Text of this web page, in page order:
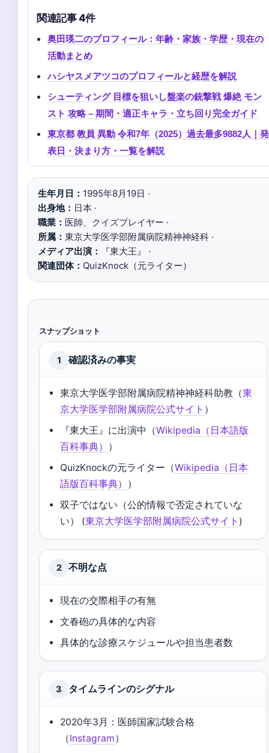
関連記事 4件
奥田瑛二のプロフィール：年齢・家族・学歴・現在の
活動まとめ
ハシヤスメアツコのプロフィールと経歴を解説
シューティング 目標を狙いし盤楽の銃撃戦 爆絶 モン
スト 攻略 – 期間・適正キャラ・立ち回り完全ガイド
東京都 教員 異動 令和7年（2025）過去最多9882人｜発
表日・決まり方・一覧を解説
生年月日： 1995年8月19日 ·
出身地： 日本 ·
職業： 医師、クイズプレイヤー ·
所属： 東京大学医学部附属病院精神神経科 ·
メディア出演：
『東大王』 ·
関連団体： QuizKnock（元ライター）
スナップショット
1 確認済みの事実
東京大学医学部附属病院精神神経科助教（東
京大学医学部附属病院公式サイト ）
『東大王』に出演中（Wikipedia（日本語版
百科事典） ）
QuizKnockの元ライター（Wikipedia（日本
語版百科事典） ）
双子ではない（公的情報で否定されていな
い） (東京大学医学部附属病院公式サイト )
2 不明な点
現在の交際相手の有無
文春砲の具体的な内容
具体的な診療スケジュールや担当患者数
3 タイムラインのシグナル
2020年3月：医師国家試験合格
（Instagram）